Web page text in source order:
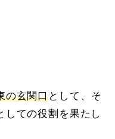
の玄関口として、そ
しての役割を果たし